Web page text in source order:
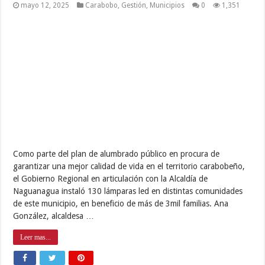
mayo 12, 2025 Carabobo Gestión Municipios 0 1,351
Como parte del plan de alumbrado público en procura de
garantizar una mejor calidad de vida en el territorio carabobeño,
el Gobierno Regional en articulación con la Alcaldía de
Naguanagua instaló 130 lámparas led en distintas comunidades
de este municipio, en beneficio de más de 3mil familias. Ana
González, alcaldesa …
Leer mas...